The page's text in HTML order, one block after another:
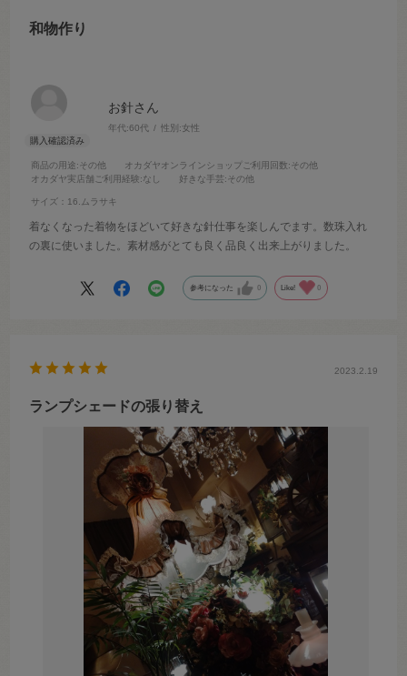
お針さん
年代:60代 性別:女性
商品の用途:その他 オカダヤオンラインショップご利用回数:その他
オカダヤ実店舗ご利用経験:なし 好きな手芸:その他
サイズ：16.ムラサキ
和物作り
着なくなった着物をほどいて好きな針仕事を楽しんでます。数珠入れ
の裏に使いました。素材感がとても良く品良く出来上がりました。
参考になった 0 Like! 0
2023.2.19
ランプシェードの張り替え